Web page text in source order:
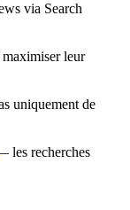
via Search
leur
uniquement de
recherches